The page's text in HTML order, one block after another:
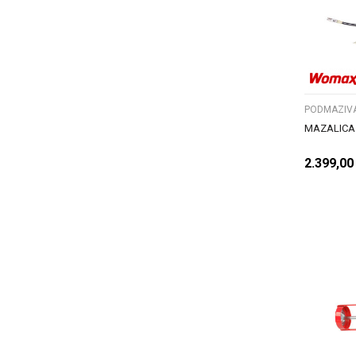
MAZALICA
2.399,00